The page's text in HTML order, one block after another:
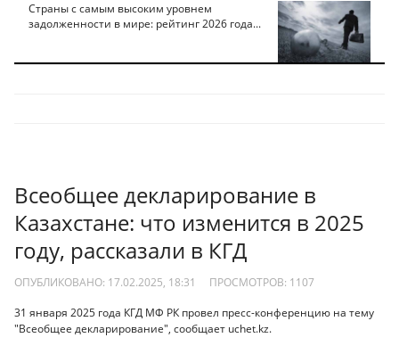
Страны с самым высоким уровнем
задолженности в мире: рейтинг 2026 года...
Всеобщее декларирование в
Казахстане: что изменится в 2025
году, рассказали в КГД
ОПУБЛИКОВАНО: 17.02.2025, 18:31 ПРОСМОТРОВ: 1107
31 января 2025 года КГД МФ РК провел пресс-конференцию на тему
"Всеобщее декларирование", сообщает uchet.kz.